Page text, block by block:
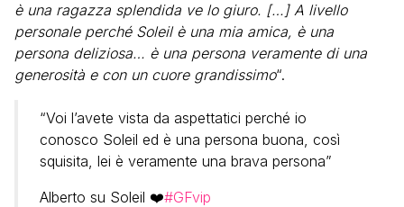
è una ragazza splendida ve lo giuro. […] A livello
personale perché Soleil è una mia amica, è una
persona deliziosa… è una persona veramente di una
generosità e con un cuore grandissimo“.
“Voi l’avete vista da aspettatici perché io
conosco Soleil ed è una persona buona, così
squisita, lei è veramente una brava persona”
Alberto su Soleil ❤️#GFvip